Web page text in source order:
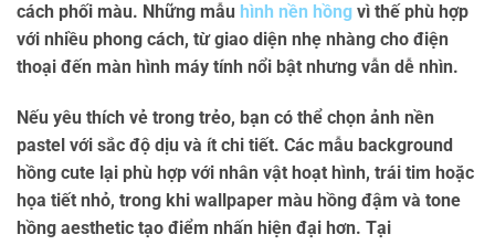
cách phối màu. Những mẫu hình nền hồng vì thế phù hợp
với nhiều phong cách, từ giao diện nhẹ nhàng cho điện
thoại đến màn hình máy tính nổi bật nhưng vẫn dễ nhìn.
Nếu yêu thích vẻ trong trẻo, bạn có thể chọn ảnh nền
pastel với sắc độ dịu và ít chi tiết. Các mẫu background
hồng cute lại phù hợp với nhân vật hoạt hình, trái tim hoặc
họa tiết nhỏ, trong khi wallpaper màu hồng đậm và tone
hồng aesthetic tạo điểm nhấn hiện đại hơn. Tại